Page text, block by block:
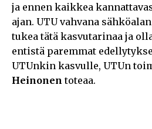
ja ennen kaikkea
ajan. UTU vahvana
tukea tätä kasvutarinaa ja
entistä paremmat
UTUnkin kasvulle, UTUn
Heinonentoteaa.